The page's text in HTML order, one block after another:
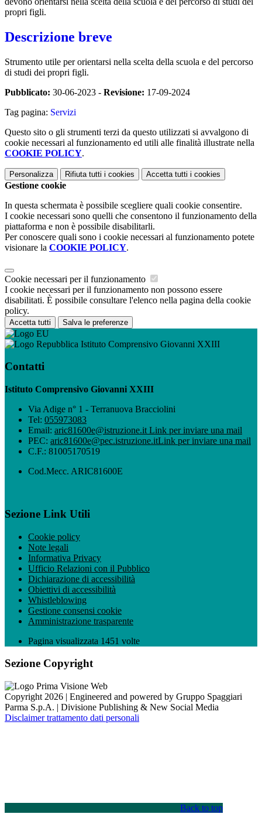
propri figli.
Descrizione breve
Strumento utile per orientarsi nella scelta della scuola e del percorso
di studi dei propri figli.
Pubblicato: 30-06-2023 - Revisione: 17-09-2024
Tag pagina: Servizi
Questo sito o gli strumenti terzi da questo utilizzati si avvalgono di
cookie necessari al funzionamento ed utili alle finalità illustrate nella
COOKIE POLICY.
Personalizza Rifiuta tutti i cookies Accetta tutti i cookies
Gestione cookie
In questa schermata è possibile scegliere quali cookie consentire.
I cookie necessari sono quelli che consentono il funzionamento della
piattaforma e non è possibile disabilitarli.
Per conoscere quali sono i cookie necessari al funzionamento potete
visionare la COOKIE POLICY.
Cookie necessari per il funzionamento
I cookie necessari per il funzionamento non possono essere
disabilitati. È possibile consultare l'elenco nella pagina della cookie
policy.
Accetta tutti Salva le preferenze
Istituto Comprensivo Giovanni XXIII
Contatti
Istituto Comprensivo Giovanni XXIII
Via Adige n° 1 - Terranuova Bracciolini
Tel: 055973083
Email: aric81600e@istruzione.it Link per inviare una mail
PEC: aric81600e@pec.istruzione.itLink per inviare una mail
C.F.: 81005170519
Cod.Mecc. ARIC81600E
Sezione Link Utili
Cookie policy
Note legali
Informativa Privacy
Ufficio Relazioni con il Pubblico
Dichiarazione di accessibilità
Obiettivi di accessibilità
Whistleblowing
Gestione consensi cookie
Amministrazione trasparente
Pagina visualizzata 1451 volte
Sezione Copyright
Copyright 2026 | Engineered and powered by Gruppo Spaggiari
Parma S.p.A. | Divisione Publishing & New Social Media
Disclaimer trattamento dati personali
Back to top